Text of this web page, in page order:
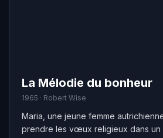
La Mélodie du bonheur
1965 · Robert Wise
Maria, une jeune femme
prendre les vœux religieux dans un